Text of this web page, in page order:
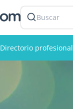
Buscar
Directorio profesional